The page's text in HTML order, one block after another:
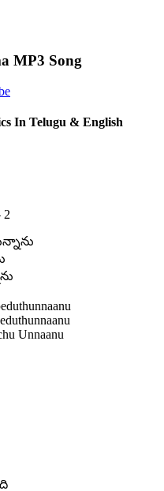
MP3 Song
In Telugu & English
2
Unnaanu